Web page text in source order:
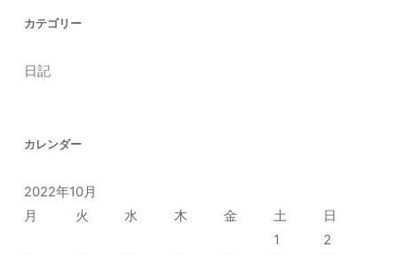
カテゴリー
日記
カレンダー
2022年10月
月
火 水 木 金 土
日
1
2